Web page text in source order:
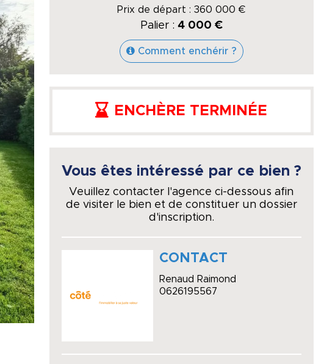
Prix de départ :360 000 €
Palier : 4 000 €
Comment enchérir ?
ENCHÈRE TERMINÉE
Vous êtes intéressé par ce bien ?
Veuillez contacter l'agence ci-dessous afin
de visiter le bien et de constituer un dossier
d'inscription.
CONTACT
Renaud Raimond
0626195567